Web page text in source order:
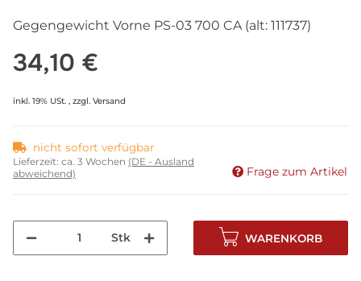
Gegengewicht Vorne PS-03 700 CA (alt: 111737)
34,10 €
inkl. 19% USt. , zzgl. Versand
nicht sofort verfügbar
Lieferzeit: ca. 3 Wochen (DE - Ausland
abweichend)
Frage zum Artikel
Stk WARENKORB